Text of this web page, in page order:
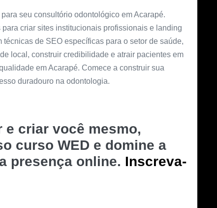
seu consultório odontológico em Acarapé.
criar sites institucionais profissionais e landing
de SEO específicas para o setor de saúde,
local, construir credibilidade e atrair pacientes em
em Acarapé. Comece a construir sua
duradouro na odontologia.
e criar você mesmo,
curso WED e domine a
presença online. Inscreva-